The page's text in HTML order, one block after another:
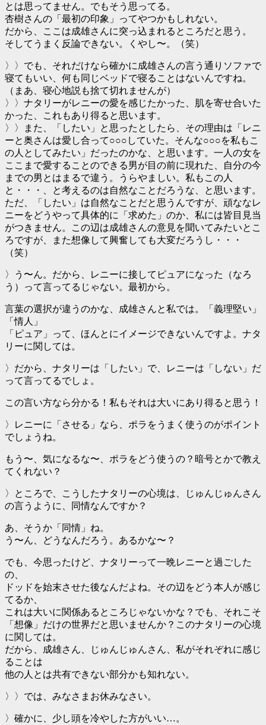
とは思ってません。でもそう思ってる。
杏樹さんの「最初の印象」ってやつかもしれない。
だから、ここは成雄さんに突っ込まれるところだと思う。
そしてうまく反論できない。くやし〜。（笑）
〉〉でも、それだけなら確かに成雄さんの言う通りソファで
寝てもいい、何も同じベッドで寝ることはないんですね。
（まあ、寝心地説も捨て切れませんが）
〉〉ナタリーがレニーの愛を感じたかった、肌を寄せ合いた
かった、これもあり得ると思います。
〉〉また、「したい」と思ったとしたら、その理由は「レニ
ーと奥さんは愛し合って○○○していた。そんな○○○を私もこ
の人としてみたい」だったのかな、と思います。一人の女を
ここまで愛することのできる男が目の前に現れた、自分の今
までの男とはまるで違う。うらやましい。私もこの人
と・・・、と考えるのは自然なことだろうな、と思います。
ただ、「したい」は自然なことだと思うんですが、頑ななレ
ニーをどうやって具体的に「求めた」のか、私には皆目見当
がつきません。この辺は成雄さんの意見を聞いてみたいとこ
ろですが、また想像して興奮しても大変だろうし・・・
（笑）
〉う〜ん。だから、レニーに接してピュアになった（なろ
う）って言ってるじゃない。最初から。
言葉の選択が違うのかな、成雄さんと私では。「義理堅い」
「情人」
「ピュア」って、ほんとにイメージできないんですよ。ナタ
リーに関しては。
〉だから、ナタリーは「したい」で、レニーは「しない」だ
って言ってるでしょ。
この言い方なら分かる！私もそれは大いにあり得ると思う！
〉レニーに「させる」なら、ポラをうまく使うのがポイント
でしょうね。
もう〜、気になるな〜、ポラをどう使うの？暗号とかで教え
てくれない？
〉ところで、こうしたナタリーの心境は、じゅんじゅんさん
の言うように、同情なんですか？
あ、そうか「同情」ね。
う〜ん、どうなんだろう。あるかな〜？
でも、今思ったけど、ナタリーって一晩レニーと過ごした
の、
ドッドを始末させた後なんだよね。その辺をどう本人が感じ
てるか、
これは大いに関係あるところじゃないかな？でも、それこそ
「想像」だけの世界だと思いませんか？このナタリーの心境
に関しては。
だから、成雄さん、じゅんじゅんさん、私がそれぞれに感じ
ることは
他の人とは共有できない部分かも知れない。
〉〉では、みなさまお休みなさい。
〉確かに、少し頭を冷やした方がいい…。